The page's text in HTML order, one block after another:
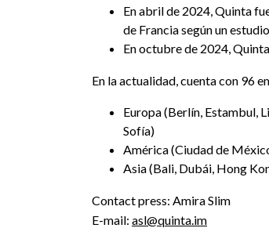
En abril de 2024, Quinta
de Francia según un
En octubre de 2024,
En la actualidad, cuenta con 96
Europa (Berlín, Estambul,
Sofía)
América (Ciudad de
Asia (Bali, Dubái, Hong
Contact press: Amira Slim
E-mail: asl@quinta.im